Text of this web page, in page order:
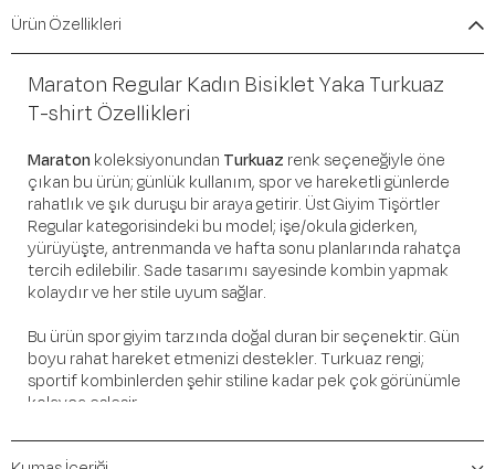
Ürün Özellikleri
Maraton Regular Kadın Bisiklet Yaka Turkuaz
T-shirt Özellikleri
Maraton koleksiyonundan Turkuaz renk seçeneğiyle öne
çıkan bu ürün; günlük kullanım, spor ve hareketli günlerde
rahatlık ve şık duruşu bir araya getirir. Üst Giyim Tişörtler
Regular kategorisindeki bu model; işe/okula giderken,
yürüyüşte, antrenmanda ve hafta sonu planlarında rahatça
tercih edilebilir. Sade tasarımı sayesinde kombin yapmak
kolaydır ve her stile uyum sağlar.
Bu ürün spor giyim tarzında doğal duran bir seçenektir. Gün
boyu rahat hareket etmenizi destekler. Turkuaz rengi;
sportif kombinlerden şehir stiline kadar pek çok görünümle
kolayca eşleşir.
Öne Çıkan Detaylar